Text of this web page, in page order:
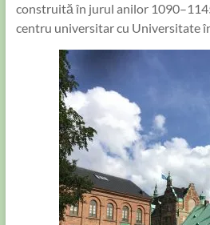
construită în jurul anilor
centru universitar cu Universitate